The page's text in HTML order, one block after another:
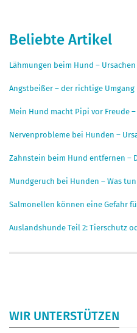
Beliebte Artikel
Lähmungen beim Hund –
Angstbeißer – der richtige Umgang
Mein Hund macht Pipi vor Freude
Nervenprobleme bei Hunden –
Zahnstein beim Hund entfernen –
Mundgeruch bei Hunden – Was
Salmonellen können eine Gefahr
Auslandshunde Teil 2: Tierschutz
WIR UNTERSTÜTZEN